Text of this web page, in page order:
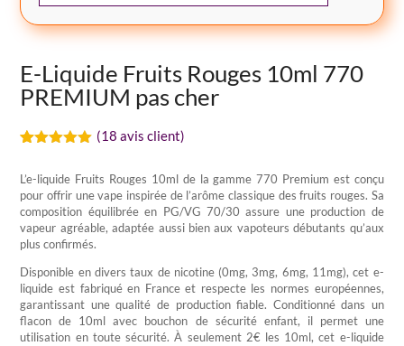
E-Liquide Fruits Rouges 10ml 770
PREMIUM pas cher
basé sur
notations
client
(18 avis client)
L’e-liquide Fruits Rouges 10ml de la gamme 770 Premium est conçu
pour offrir une vape inspirée de l’arôme classique des fruits rouges. Sa
composition équilibrée en PG/VG 70/30 assure une production de
vapeur agréable, adaptée aussi bien aux vapoteurs débutants qu’aux
plus confirmés.
Disponible en divers taux de nicotine (0mg, 3mg, 6mg, 11mg), cet e-
liquide est fabriqué en France et respecte les normes européennes,
garantissant une qualité de production fiable. Conditionné dans un
flacon de 10ml avec bouchon de sécurité enfant, il permet une
utilisation en toute sécurité. À seulement 2€ les 10ml, cet e-liquide